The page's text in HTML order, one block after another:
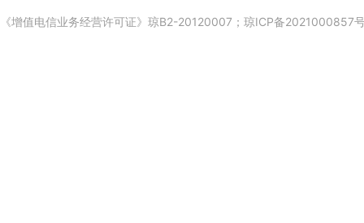
《增值电信业务经营许可证》琼B2-20120007； 琼ICP备2021000857